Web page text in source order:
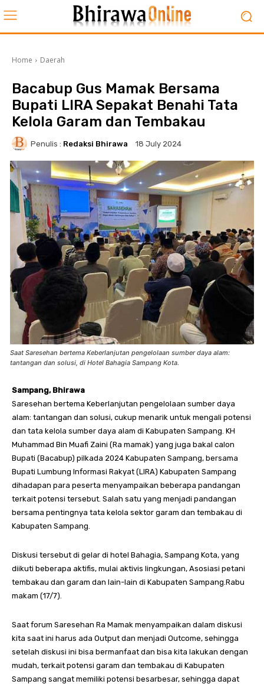
Home Daerah
Bacabup Gus Mamak Bersama
Bupati LIRA Sepakat Benahi Tata
Kelola Garam dan Tembakau
Penulis : Redaksi Bhirawa 18 July 2024
Saat Saresehan bertema Keberlanjutan pengelolaan sumber daya alam:
tantangan dan solusi, di Hotel Bahagia Sampang Kota.
Sampang, Bhirawa
Saresehan bertema Keberlanjutan pengelolaan sumber daya
alam: tantangan dan solusi, cukup menarik untuk mengali potensi
dan tata kelola sumber daya alam di Kabupaten Sampang. KH
Muhammad Bin Muafi Zaini (Ra mamak) yang juga bakal calon
Bupati (Bacabup) pilkada 2024 Kabupaten Sampang, bersama
Bupati Lumbung Informasi Rakyat (LIRA) Kabupaten Sampang
dihadapan para peserta menyampaikan beberapa pandangan
terkait potensi tersebut. Salah satu yang menjadi pandangan
bersama pentingnya tata kelola sektor garam dan tembakau di
Kabupaten Sampang.
Diskusi tersebut di gelar di hotel Bahagia, Sampang Kota, yang
diikuti beberapa aktifis, mulai aktivis lingkungan, Asosiasi petani
tembakau dan garam dan lain-lain di Kabupaten Sampang.Rabu
makam (17/7).
Saat forum Saresehan Ra Mamak menyampaikan dalam diskusi
kita saat ini harus ada Output dan menjadi Outcome, sehingga
setelah diskusi ini bisa bermanfaat dan bisa kita lakukan dengan
mudah, terkait potensi garam dan tembakau di Kabupaten
Sampang sangat memiliki potensi besarbesar, sehingga dapat